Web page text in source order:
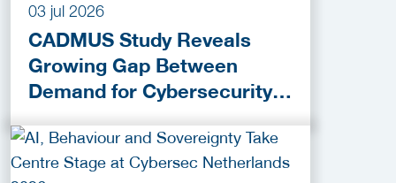
03 jul 2026
CADMUS Study Reveals
Growing Gap Between
Demand for Cybersecurity
Provision